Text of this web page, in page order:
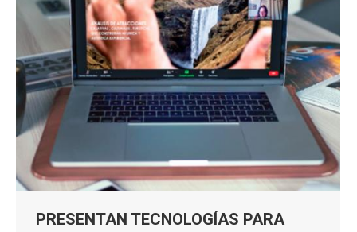
PRESENTAN TECNOLOGÍAS PARA